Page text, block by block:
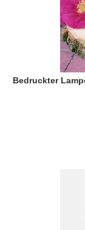
Bedruckter